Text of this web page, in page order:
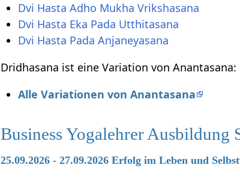
Dvi Hasta Adho Mukha Vrikshasana
Dvi Hasta Eka Pada Utthitasana
Dvi Hasta Pada Anjaneyasana
Dridhasana ist eine Variation von Anantasana:
Alle Variationen von Anantasana
Business Yogalehrer Ausbildung
25.09.2026 - 27.09.2026 Erfolg im Leben und